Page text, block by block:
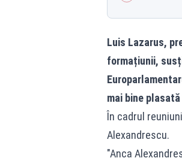
Luis Lazarus,
formațiunii,
mai bine
În cadrul
Alexandrescu.
"Anca